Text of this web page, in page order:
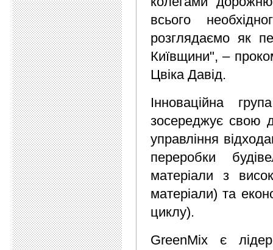
всього
розглядаємо як
Київщини", –
Цвіка Давід.
Інноваційна
зосереджує свою
управління
переробки
матеріали з
матеріали) та
циклу).
GreenMix є